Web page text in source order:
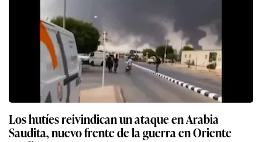
Los hutíes reivindican un ataque en Arabia
Saudita, nuevo frente de la guerra en Oriente